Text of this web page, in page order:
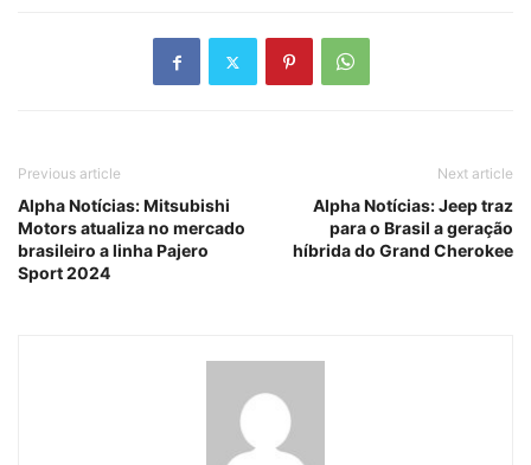
Previous article
Alpha Notícias: Mitsubishi
Motors atualiza no mercado
brasileiro a linha Pajero
Sport 2024
Next article
Alpha Notícias: Jeep traz
para o Brasil a geração
híbrida do Grand Cherokee